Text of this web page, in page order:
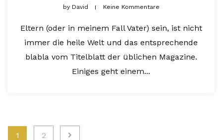
byDavid Keine Kommentare
Eltern (oder in meinem Fall Vater) sein, ist nicht
immer die heile Welt und das entsprechende
blabla vom Titelblatt der üblichen Magazine.
Einiges geht einem...
Seitennummerierung
1 2